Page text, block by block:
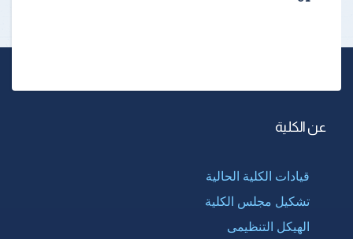
عن الكلية
قيادات الكلية الحالية
تشكيل مجلس الكلية
الهيكل التنظيمى